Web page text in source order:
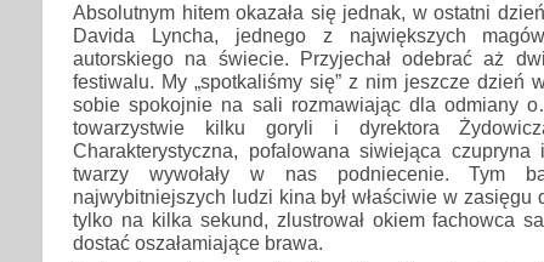
Absolutnym hitem okazała się jednak, w ostatni
Davida Lyncha, jednego z największych
autorskiego na świecie. Przyjechał odebrać aż
festiwalu. My „spotkaliśmy się” z nim jeszcze dzień
sobie spokojnie na sali rozmawiając dla odmiany
towarzystwie kilku goryli i dyrektora
Charakterystyczna, pofalowana siwiejąca
twarzy wywołały w nas podniecenie. Tym
najwybitniejszych ludzi kina był właściwie w zasięgu
tylko na kilka sekund, zlustrował okiem fachowca
dostać oszałamiające brawa.